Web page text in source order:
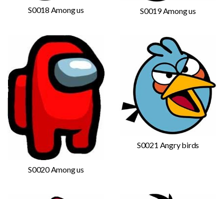
S0018 Among us S0019 Among us
S0020 Among us
S0021 Angry birds